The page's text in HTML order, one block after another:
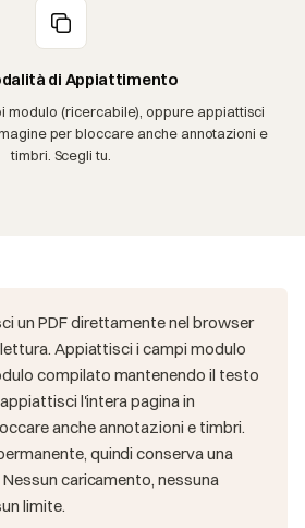
di Appiattimento
modulo (ricercabile), oppure appiattisci
per bloccare anche annotazioni e
timbri. Scegli tu.
un PDF direttamente nel browser
Appiattisci i campi modulo
compilato mantenendo il testo
l'intera pagina in
anche annotazioni e timbri.
quindi conserva una
caricamento, nessuna
limite.